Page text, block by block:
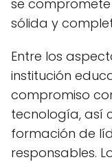
se
sólida y
Entre los
institución
compromiso
tecnología, así
formación de
responsables.